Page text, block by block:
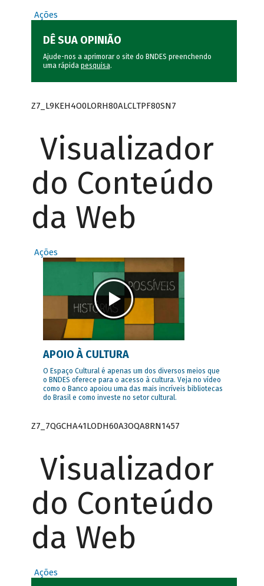
Ações
DÊ SUA OPINIÃO
Ajude-nos a aprimorar o site do BNDES preenchendo
uma rápida pesquisa.
Z7_L9KEH4O0LORH80ALCLTPF80SN7
Visualizador
do Conteúdo
da Web
Ações
APOIO À CULTURA
O Espaço Cultural é apenas um dos diversos meios que
o BNDES oferece para o acesso à cultura. Veja no vídeo
como o Banco apoiou uma das mais incríveis bibliotecas
do Brasil e como investe no setor cultural.
Z7_7QGCHA41LODH60A3OQA8RN1457
Visualizador
do Conteúdo
da Web
Ações